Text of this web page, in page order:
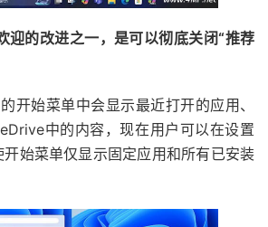
迎的改进之一，是可以彻底关闭“推荐
开始菜单中会显示最近打开的应用、
中的内容，现在用户可以在设置
开始菜单仅显示固定应用和所有已安装